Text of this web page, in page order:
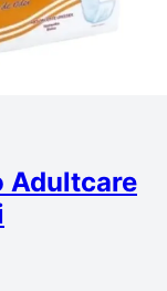
Adultcare